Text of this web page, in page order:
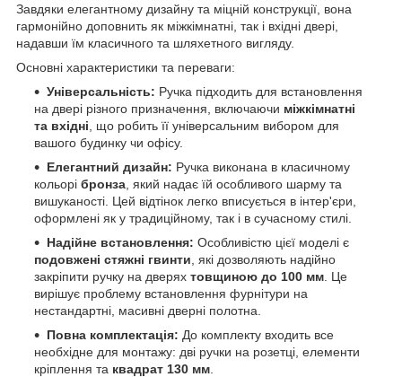
Завдяки елегантному дизайну та міцній конструкції, вона
гармонійно доповнить як міжкімнатні, так і вхідні двері,
надавши їм класичного та шляхетного вигляду.
Основні характеристики та переваги:
Універсальність: Ручка підходить для встановлення
на двері різного призначення, включаючи міжкімнатні
та вхідні , що робить її універсальним вибором для
вашого будинку чи офісу.
Елегантний дизайн: Ручка виконана в класичному
кольорі бронза , який надає їй особливого шарму та
вишуканості. Цей відтінок легко вписується в інтер'єри,
оформлені як у традиційному, так і в сучасному стилі.
Надійне встановлення: Особливістю цієї моделі є
подовжені стяжні гвинти , які дозволяють надійно
закріпити ручку на дверях товщиною до 100 мм . Це
вирішує проблему встановлення фурнітури на
нестандартні, масивні дверні полотна.
Повна комплектація: До комплекту входить все
необхідне для монтажу: дві ручки на розетці, елементи
кріплення та квадрат 130 мм